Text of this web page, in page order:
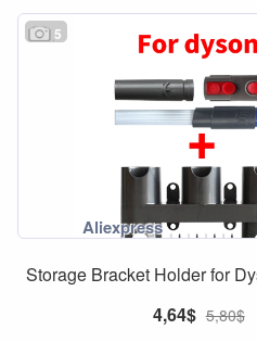
5
Storage Bracket Holder for
4,64$ 5,80$